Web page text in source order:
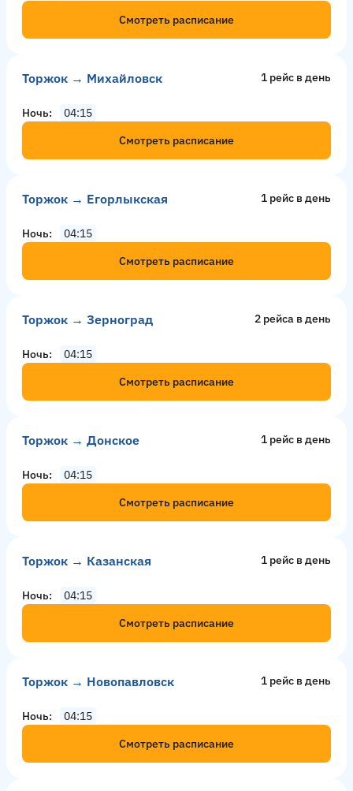
Смотреть расписание
Торжок → Михайловск 1 рейс в день
Ночь
04:15
Смотреть расписание
Торжок → Егорлыкская 1 рейс в день
Ночь
04:15
Смотреть расписание
Торжок → Зерноград 2 рейсa в день
Ночь
04:15
Смотреть расписание
Торжок → Донское 1 рейс в день
Ночь
04:15
Смотреть расписание
Торжок → Казанская 1 рейс в день
Ночь
04:15
Смотреть расписание
Торжок → Новопавловск 1 рейс в день
Ночь
04:15
Смотреть расписание